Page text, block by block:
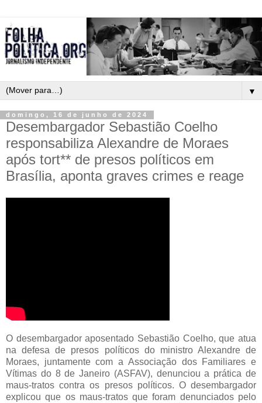
▼
domingo, 16 de junho de 2024
Desembargador Sebastião Coelho
responsabiliza Alexandre de Moraes
após tort** de presos políticos em
Brasília, aponta graves crimes e reage
O desembargador aposentado Sebastião Coelho, que atua
na defesa de presos políticos do ministro Alexandre de
Moraes, juntamente com a Associação dos Familiares e
Vítimas do 8 de Janeiro (ASFAV), denunciou a prática de
maus-tratos contra os presos políticos. O desembargador
explicou que os maus-tratos que foram denunciados pelo